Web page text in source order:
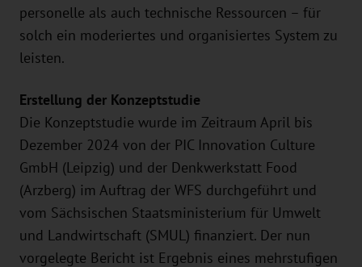
personelle als auch technische Ressourcen – für
solch ein moderiertes und organisiertes System zu
leisten.
Erstellung der Konzeptstudie
Die Konzeptstudie wurde im Zeitraum April bis
Dezember 2024 von der PIC Innovation Culture
GmbH (Leipzig) und der Denkwerkstatt Food
(Arzberg) im Auftrag der WFS durchgeführt und
vom Sächsischen Staatsministerium für Umwelt
und Landwirtschaft (SMUL) finanziert. Der nun
vorgelegte Bericht ist Ergebnis eines mehrstufigen